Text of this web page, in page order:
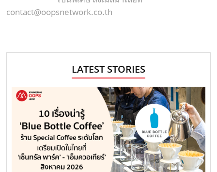
contact@oopsnetwork.co.th
LATEST STORIES